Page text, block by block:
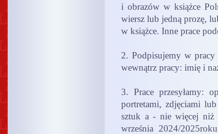
i obrazów w książce
wiersz lub jedną prozę,
w książce. Inne prace
2. Podpisujemy w
wewnątrz pracy: imię i
3. Prace przesyłamy:
portretami, zdjęciami
sztuk a - nie więcej
września 2024/